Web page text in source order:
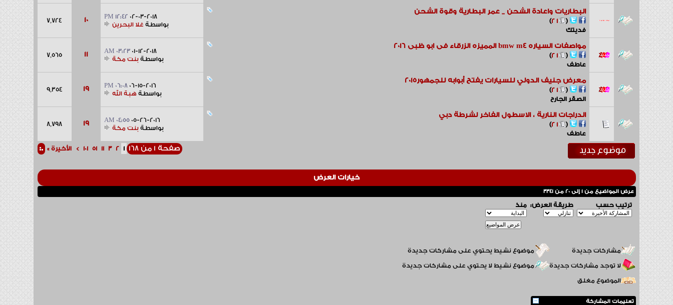
البطاريات واعادة الشحن _ عمر البطارية وقوة الشحن
‏
(
1
2
)
فديتك
02-03-2018
12:42 PM
بواسطة غلا البحرين
10
7,724
مواصفات السياره bmw m4 المميزه الزرقاء فى ابو ظبى 2016
‏
(
1
2
)
عاطف
01-12-2018
03:23 AM
بواسطةبنت مكة
11
7,565
معرض جنيف الدولي للسيارات يفتح أبوابه للجمهور2015
‏
(
1
2
)
الصقر الجارح
06-15-2016
06:08 PM
بواسطةهبة الله
19
9,354
الدراجات النارية ، الاسطول الفاخر لشرطة دبي
‏
(
1
2
)
عاطف
05-26-2016
04:55 AM
بواسطةبنت مكة
19
8,798
صفحة 1 من 168 1
2
3
11
51
101
> الأخيرة»
خيارات العرض
عرض المواضيع من 1 إلى 20 من 3341
ترتيب حسب طريقة العرض: منذ
مشاركات جديدة موضوع نشيط يحتوي على مشاركات جديدة
لا توجد مشاركات جديدة موضوع نشيط لا يحتوي على مشاركات جديدة
الموضوع مغلق
تعليمات المشاركة